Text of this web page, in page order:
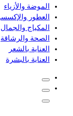
الموضة والأزياء
العطور
المكياج والجمال
الصحة والرشاقة
العناية بالشعر
العناية بالبشرة